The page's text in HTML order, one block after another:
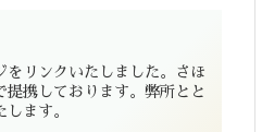
をリンクいたしました。さほ
携しております。弊所とと
ます。